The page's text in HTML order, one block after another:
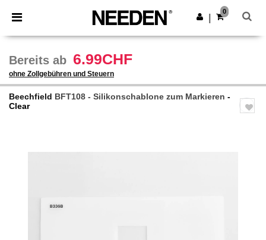
× Needen App
Bessere Preise in der App!
App holen
0
Bereits ab 6.99CHF
ohne Zollgebühren und Steuern
Beechfield BFT108 - Silikonschablone zum Markieren -
Clear